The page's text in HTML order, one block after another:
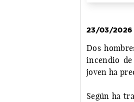
23/03/2026
Dos
incendio
joven ha
Según ha